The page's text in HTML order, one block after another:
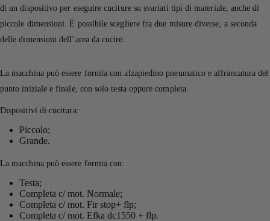
di un dispositivo per eseguire cuciture su svariati tipi di materiale, anche di
piccole dimensioni. È possibile scegliere fra due misure diverse, a seconda
delle dimensioni dell’area da cucire.
La macchina può essere fornita con alzapiedino pneumatico e affrancatura del
punto iniziale e finale, con solo testa oppure completa.
Dispositivi di cucitura:
Piccolo;
Grande.
La macchina può essere fornita con:
Testa;
Completa c/ mot. Normale;
Completa c/ mot. Fir stop+ flp;
Completa c/ mot. Efka dc1550 + flp.